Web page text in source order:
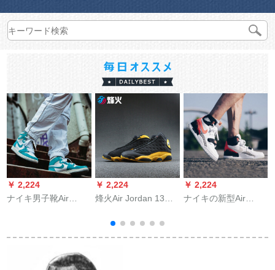
￥ 2,224
ナイキ男子靴Air
稲妻元年影高帮男子
バレ555088-311
￥ 2,224
烽火Air Jordan 13
414571 884129
414571-025煙台
￥ 2,224
ナイキの新型Air
の男性バーターボッ